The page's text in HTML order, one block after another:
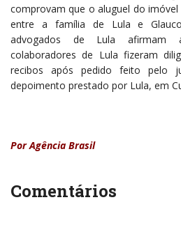
comprovam que o aluguel do
entre a família de Lula e
advogados de Lula afirmam
colaboradores de Lula fizeram
recibos após pedido feito pelo
depoimento prestado por Lula, em
Por Agência Brasil
Comentários